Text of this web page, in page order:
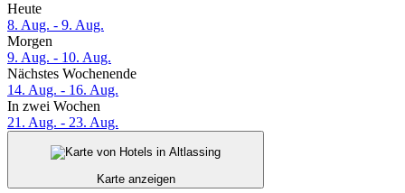
Heute
8. Aug. - 9. Aug.
Morgen
9. Aug. - 10. Aug.
Nächstes Wochenende
14. Aug. - 16. Aug.
In zwei Wochen
21. Aug. - 23. Aug.
Karte anzeigen